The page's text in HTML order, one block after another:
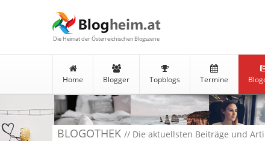
Die Heimat der Österreichischen Blogszene
Home Blogger Topblogs Termine
BLOGOTHEK // Die aktuellsten Beiträge und